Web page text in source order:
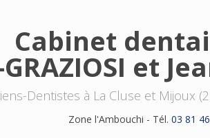
Cabinet
et
Dentistes à La Cluse et Mijoux
Zone l'Ambouchi - Tél. 03 81